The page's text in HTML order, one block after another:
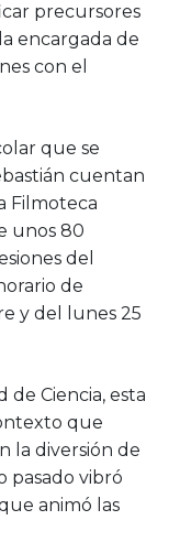
precursores
encargada de
con el
que se
cuentan
Filmoteca
unos 80
del
de
y del lunes 25
de Ciencia, esta
que
la diversión de
pasado vibró
animó las